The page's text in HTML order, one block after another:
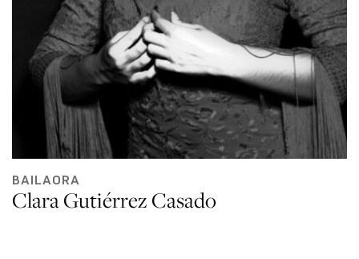
BAILAORA
Clara Gutiérrez Casado